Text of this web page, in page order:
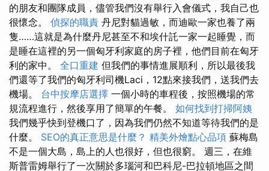
的朋友和團隊成員，儘管我們沒有舉行入會儀式，我自己也
很懷念。 偵探的職責 丹尼對貓過敏，而迪歐一家也養了兩
隻……這就是為什麼丹尼甚至不和埃什託一家一起睡覺，而
是睡在這裡的另一個匈牙利家庭的房子裡，他們目前在匈牙
利的家中。 全口重建 但我們的事情進展順利，所以最後我
們還等了我們的匈牙利司機Laci，12點來接我們，送我們去
機場。 台中按摩店選擇 一個小時的車程後，按照機場的常
規流程進行，然後享用了簡單的午餐。 如何找到打掃阿姨
我們幾乎快到登機口了，因為我們仍然不知道等待我們的是
什麼。 SEO的真正意思是什麼？ 精美外燴點心品項 蘇梅島
不是一個大島，島上的人也很好，但也很窮。 週三，在維
斯普雷姆舉行了一次關於多瑙河和巴科尼-巴拉頓地區之間